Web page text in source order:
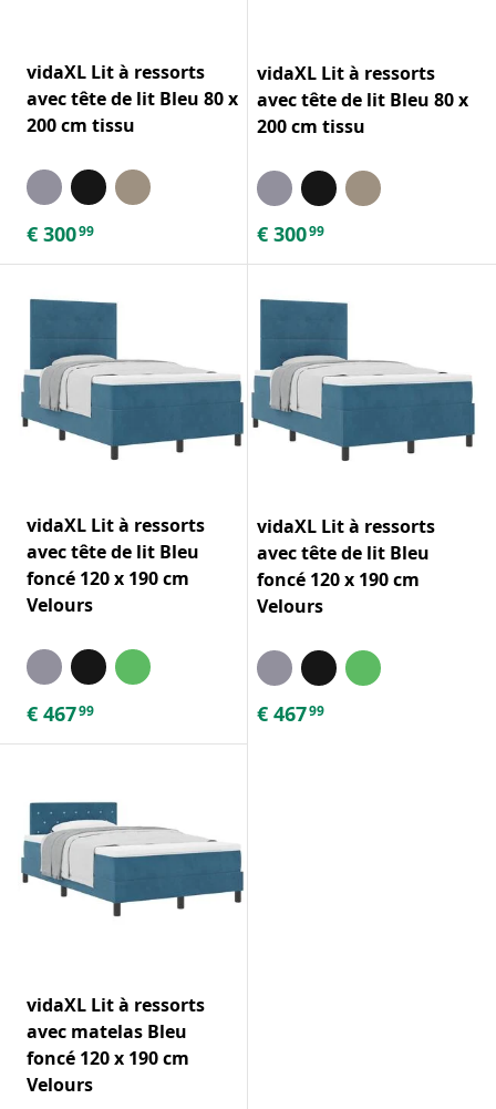
vidaXL Lit à ressorts
avec tête de lit Bleu 80 x
200 cm tissu
€ 30099
vidaXL Lit à ressorts
avec tête de lit Bleu 80 x
200 cm tissu
€ 30099
vidaXL Lit à ressorts
avec tête de lit Bleu
foncé 120 x 190 cm
Velours
€ 46799
vidaXL Lit à ressorts
avec tête de lit Bleu
foncé 120 x 190 cm
Velours
€ 46799
vidaXL Lit à ressorts
avec matelas Bleu
foncé 120 x 190 cm
Velours